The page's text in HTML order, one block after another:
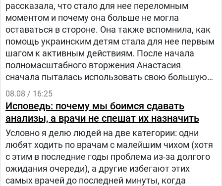
рассказала, что стало для нее переломным
моментом и почему она больше не могла
оставаться в стороне. Она также вспомнила, как
помощь украинским детям стала для нее первым
шагом к активным действиям. После начала
полномасштабного вторжения Анастасия
сначала пыталась использовать свою большую
русскоязычную аудиторию, чтобы объяснять
людям в России, что на самом деле происходит в
Украине.
08.08 / 16:25
Исповедь: почему мы боимся сдавать
анализы, а врачи не спешат их назначить
Условно я делю людей на две категории: одни
любят ходить по врачам с малейшим чихом (хотя
с этим в последние годы проблема из-за долгого
ожидания очереди), а другие избегают этих
самых врачей до последней минуты, когда